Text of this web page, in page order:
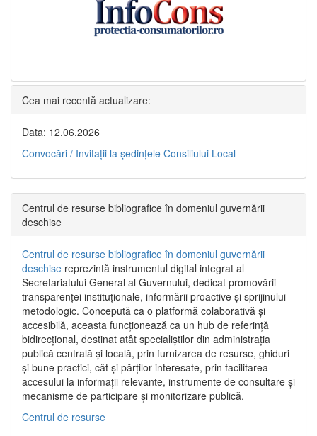
Cea mai recentă actualizare:
Data: 12.06.2026
Convocări / Invitaţii la şedinţele Consiliului Local
Centrul de resurse bibliografice în domeniul guvernării
deschise
Centrul de resurse bibliografice în domeniul guvernării
deschise reprezintă instrumentul digital integrat al
Secretariatului General al Guvernului, dedicat promovării
transparenței instituționale, informării proactive și sprijinului
metodologic. Concepută ca o platformă colaborativă și
accesibilă, aceasta funcționează ca un hub de referință
bidirecțional, destinat atât specialiștilor din administrația
publică centrală și locală, prin furnizarea de resurse, ghiduri
și bune practici, cât și părților interesate, prin facilitarea
accesului la informații relevante, instrumente de consultare și
mecanisme de participare și monitorizare publică.
Centrul de resurse